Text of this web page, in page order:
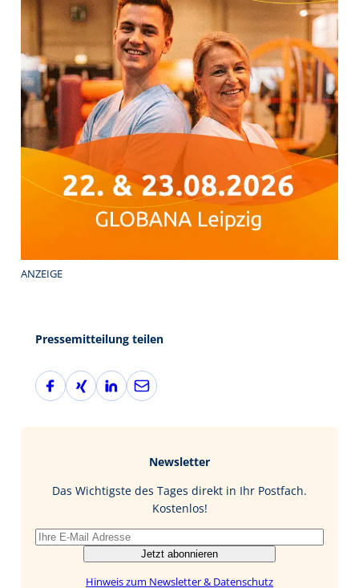
ANZEIGE
Pressemitteilung teilen
F
a
X
i
L
i
I
E
-
Newsletter
Das Wichtigste des Tages direkt in Ihr Postfach.
Kostenlos!
Jetzt abonnieren
Hinweis zum Newsletter & Datenschutz